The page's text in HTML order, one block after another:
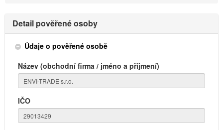
Detail pověřené osoby
Údaje o pověřené osobě
Název (obchodní firma / jméno a příjmení)
IČO